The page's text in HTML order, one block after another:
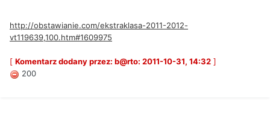
http://obstawianie.com/ekstraklasa-2011-2012-
vt119639,100.htm#1609975
[ Komentarz dodany przez: b@rto: 2011-10-31, 14:32 ]
200